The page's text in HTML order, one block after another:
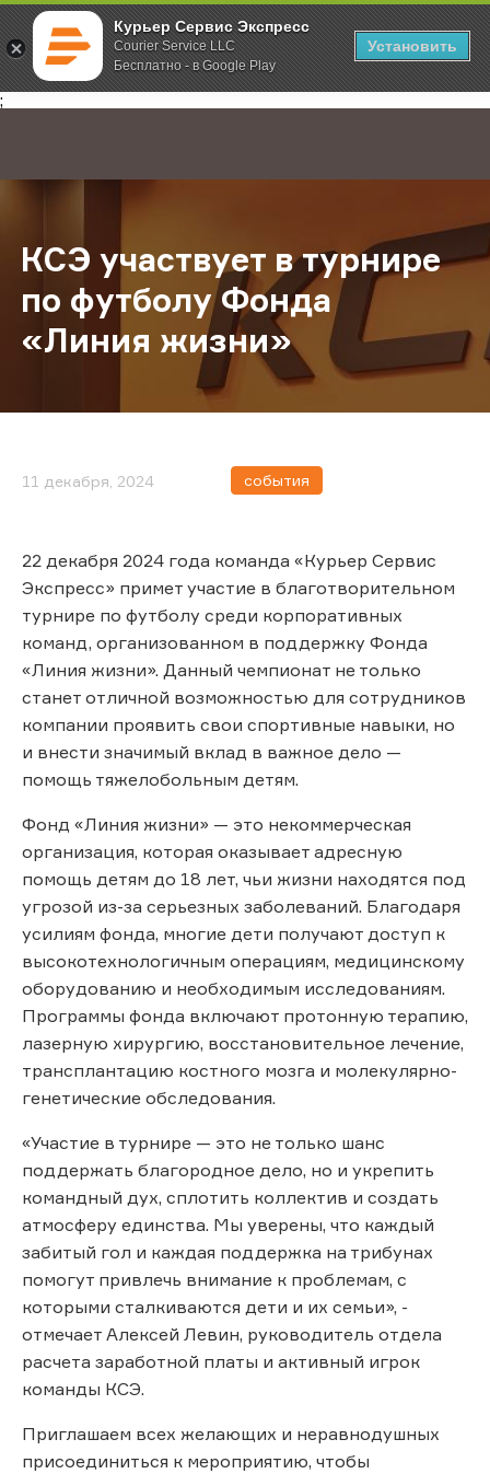
Курьер Сервис Экспресс
Courier Service LLC
Бесплатно - в Google Play
Установить
;
Главная О компании Новости КСЭ участвует в турнире по
КСЭ участвует в турнире
по футболу Фонда
«Линия жизни»
11 декабря, 2024 события
22 декабря 2024 года команда «Курьер Сервис
Экспресс» примет участие в благотворительном
турнире по футболу среди корпоративных
команд, организованном в поддержку Фонда
«Линия жизни». Данный чемпионат не только
станет отличной возможностью для сотрудников
компании проявить свои спортивные навыки, но
и внести значимый вклад в важное дело —
помощь тяжелобольным детям.
Фонд «Линия жизни» — это некоммерческая
организация, которая оказывает адресную
помощь детям до 18 лет, чьи жизни находятся под
угрозой из-за серьезных заболеваний. Благодаря
усилиям фонда, многие дети получают доступ к
высокотехнологичным операциям, медицинскому
оборудованию и необходимым исследованиям.
Программы фонда включают протонную терапию,
лазерную хирургию, восстановительное лечение,
трансплантацию костного мозга и молекулярно-
генетические обследования.
«Участие в турнире — это не только шанс
поддержать благородное дело, но и укрепить
командный дух, сплотить коллектив и создать
атмосферу единства. Мы уверены, что каждый
забитый гол и каждая поддержка на трибунах
помогут привлечь внимание к проблемам, с
которыми сталкиваются дети и их семьи», -
отмечает Алексей Левин, руководитель отдела
расчета заработной платы и активный игрок
команды КСЭ.
Приглашаем всех желающих и неравнодушных
присоединиться к мероприятию, чтобы